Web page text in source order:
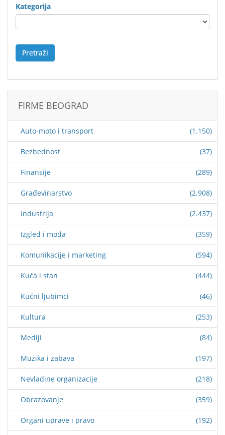
Kategorija
Pretraži
FIRME BEOGRAD
Auto-moto i transport (1.150)
Bezbednost (37)
Finansije (289)
Građevinarstvo (2.908)
Industrija (2.437)
Izgled i moda (359)
Komunikacije i marketing (594)
Kuća i stan (444)
Kućni ljubimci (46)
Kultura (253)
Mediji (84)
Muzika i zabava (197)
Nevladine organizacije (218)
Obrazovanje (359)
Organi uprave i pravo (192)